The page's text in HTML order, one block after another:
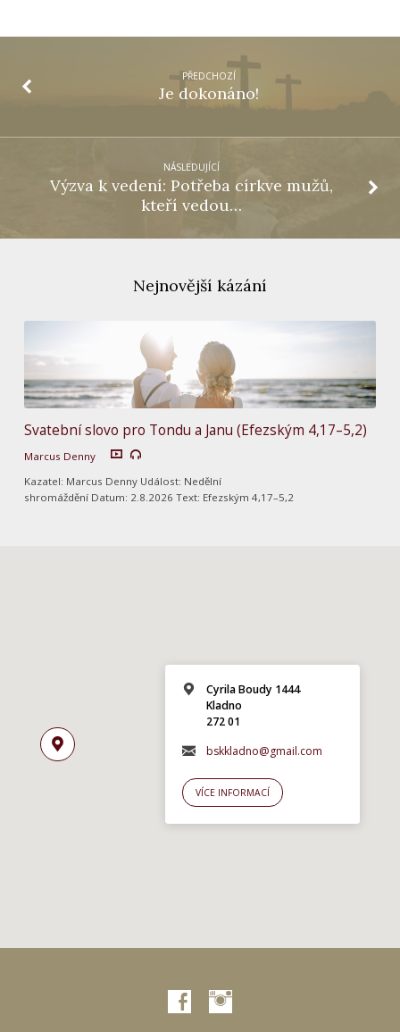
PŘEDCHOZÍ
Je dokonáno!
NÁSLEDUJÍCÍ
Výzva k vedení: Potřeba církve mužů,
kteří vedou…
Nejnovější kázání
Svatební slovo pro Tondu a Janu (Efezským 4,17–5,2)
Marcus Denny
Kazatel: Marcus Denny Událost: Nedělní
shromáždění Datum: 2.8.2026 Text: Efezským 4,17–5,2
Cyrila Boudy 1444
Kladno
272 01
bskkladno@gmail.com
VÍCE INFORMACÍ